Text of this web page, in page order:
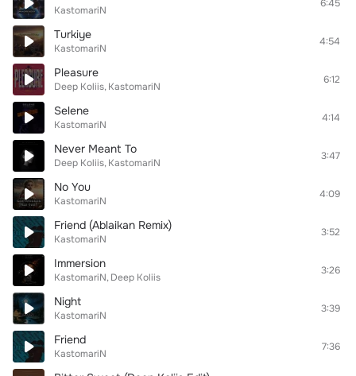
KastomariN
6:45
Turkiye
KastomariN
4:54
Pleasure
Deep Koliis KastomariN
6:12
Selene
KastomariN
4:14
Never Meant To
Deep Koliis KastomariN
3:47
No You
KastomariN
4:09
Friend (Ablaikan Remix)
KastomariN
3:52
Immersion
KastomariN Deep Koliis
3:26
Night
KastomariN
3:39
Friend
KastomariN
7:36